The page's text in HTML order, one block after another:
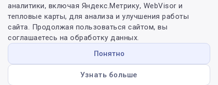
аналитики, включая Яндекс.Метрику, WebVisor и
тепловые карты, для анализа и улучшения работы
сайта. Продолжая пользоваться сайтом, вы
соглашаетесь на обработку данных.
Понятно
Узнать больше